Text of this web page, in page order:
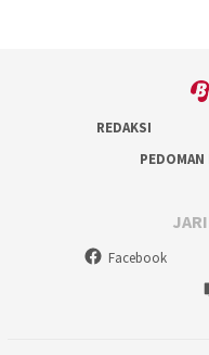
REDAKSI
PEDOMAN
Facebook